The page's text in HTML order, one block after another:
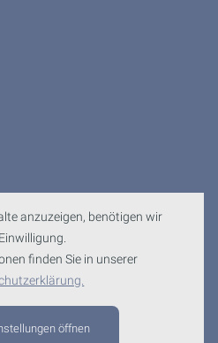
anzuzeigen, benötigen wir
finden Sie in unserer
öffnen